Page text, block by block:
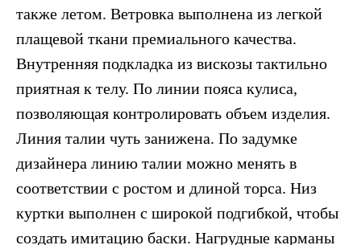
также летом. Ветровка выполнена из легкой
плащевой ткани премиального качества.
Внутренняя подкладка из вискозы тактильно
приятная к телу. По линии пояса кулиса,
позволяющая контролировать объем изделия.
Линия талии чуть занижена. По задумке
дизайнера линию талии можно менять в
соответствии с ростом и длиной торса. Низ
куртки выполнен с широкой подгибкой, чтобы
создать имитацию баски. Нагрудные карманы